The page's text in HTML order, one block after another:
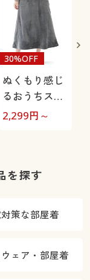
ぬくもり感じ
るおうちスカ
ート
30%OFF
2,299円～
を探す
策な部屋着
ェア・部屋着